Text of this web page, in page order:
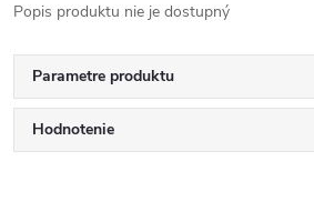
Popis produktu nie je dostupný
Parametre produktu
Hodnotenie